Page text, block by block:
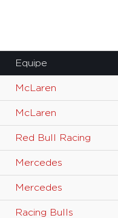
Equipe
McLaren
McLaren
Red Bull Racing
Mercedes
Mercedes
Racing Bulls